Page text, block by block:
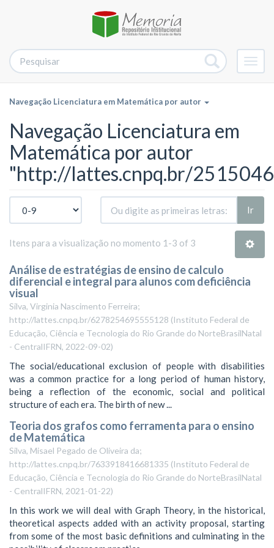
Navegação Licenciatura em Matemática por autor
Navegação Licenciatura em
Matemática por autor
"http://lattes.cnpq.br/
Ir
Itens para a visualização no momento 1-3 of 3
Análise de estratégias de ensino de calculo
diferencial e integral para alunos com deficiência
visual
Silva, Virginia Nascimento Ferreira;
http://lattes.cnpq.br/6278254695555128 (Instituto Federal de
Educação, Ciência e Tecnologia do Rio Grande do NorteBrasilNatal
- CentralIFRN, 2022-09-02)
The social/educational exclusion of people with disabilities
was a common practice for a long period of human history,
being a reflection of the economic, social and political
structure of each era. The birth of new ...
Teoria dos grafos como ferramenta para o ensino
de Matemática
Silva, Misael Pegado de Oliveira da;
http://lattes.cnpq.br/7633918416681335 (Instituto Federal de
Educação, Ciência e Tecnologia do Rio Grande do NorteBrasilNatal
- CentralIFRN, 2021-01-22)
In this work we will deal with Graph Theory, in the historical,
theoretical aspects added with an activity proposal, starting
from some of the most basic definitions and culminating in the